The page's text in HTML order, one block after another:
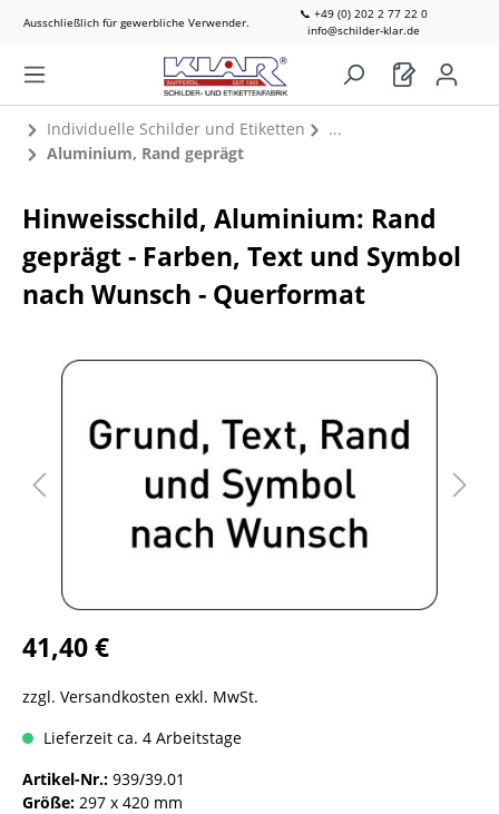
Ausschließlich für gewerbliche Verwender.
📞 +49 (0) 202 2 77 22 0
info@schilder-klar.de
Individuelle Schilder und Etiketten
Aluminium, Rand geprägt
Hinweisschild, Aluminium: Rand
geprägt - Farben, Text und Symbol
nach Wunsch - Querformat
41,40 €
zzgl. Versandkosten exkl. MwSt.
Lieferzeit ca. 4 Arbeitstage
Artikel-Nr.: 939/39.01
Größe: 297 x 420 mm